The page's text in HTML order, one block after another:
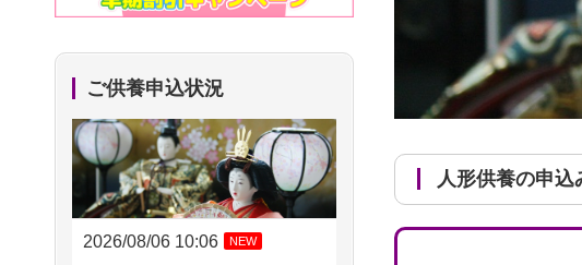
人形供養の申
ご供養申込状況
2026/08/06 10:06 NEW